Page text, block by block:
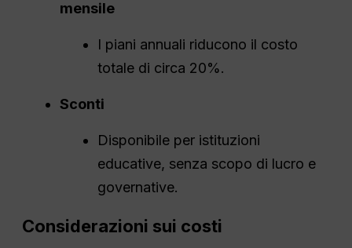
mensile
I piani annuali riducono il costo
totale di circa 20%.
Sconti
Disponibile per istituzioni
educative, senza scopo di lucro e
governative.
Considerazioni sui costi